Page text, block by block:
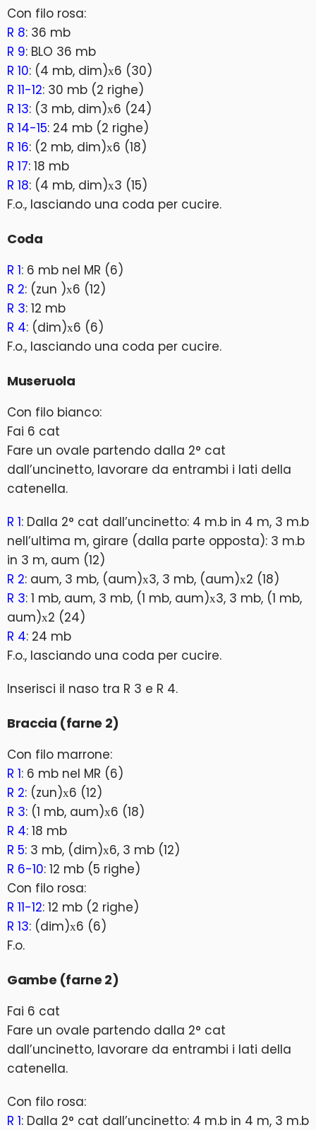
Con filo rosa:
R 8: 36 mb
R 9: BLO 36 mb
R 10: (4 mb, dim)х6 (30)
R 11-12: 30 mb (2 righe)
R 13: (3 mb, dim)х6 (24)
R 14-15: 24 mb (2 righe)
R 16: (2 mb, dim)х6 (18)
R 17: 18 mb
R 18: (4 mb, dim)х3 (15)
F.o., lasciando una coda per cucire.
Coda
R 1: 6 mb nel MR (6)
R 2: (zun )х6 (12)
R 3: 12 mb
R 4: (dim)х6 (6)
F.o., lasciando una coda per cucire.
Museruola
Con filo bianco:
Fai 6 cat
Fare un ovale partendo dalla 2° cat
dall’uncinetto, lavorare da entrambi i lati della
catenella.
R 1: Dalla 2° cat dall’uncinetto: 4 m.b in 4 m, 3 m.b
nell’ultima m, girare (dalla parte opposta): 3 m.b
in 3 m, aum (12)
R 2: aum, 3 mb, (aum)х3, 3 mb, (aum)х2 (18)
R 3: 1 mb, aum, 3 mb, (1 mb, aum)х3, 3 mb, (1 mb,
aum)х2 (24)
R 4: 24 mb
F.o., lasciando una coda per cucire.
Inserisci il naso tra R 3 e R 4.
Braccia (farne 2)
Con filo marrone:
R 1: 6 mb nel MR (6)
R 2: (zun)х6 (12)
R 3: (1 mb, aum)х6 (18)
R 4: 18 mb
R 5: 3 mb, (dim)х6, 3 mb (12)
R 6-10: 12 mb (5 righe)
Con filo rosa:
R 11-12: 12 mb (2 righe)
R 13: (dim)х6 (6)
F.o.
Gambe (farne 2)
Fai 6 cat
Fare un ovale partendo dalla 2° cat
dall’uncinetto, lavorare da entrambi i lati della
catenella.
Con filo rosa:
R 1: Dalla 2° cat dall’uncinetto: 4 m.b in 4 m, 3 m.b